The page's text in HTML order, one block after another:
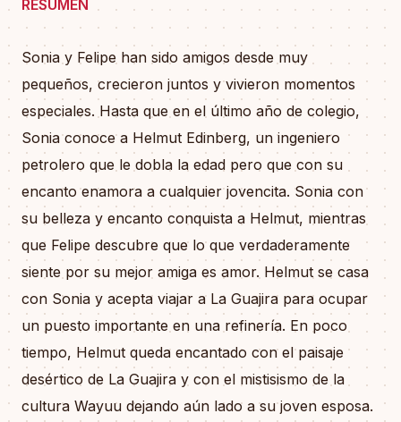
RESUMEN
Sonia y Felipe han sido amigos desde muy
pequeños, crecieron juntos y vivieron momentos
especiales. Hasta que en el último año de colegio,
Sonia conoce a Helmut Edinberg, un ingeniero
petrolero que le dobla la edad pero que con su
encanto enamora a cualquier jovencita. Sonia con
su belleza y encanto conquista a Helmut, mientras
que Felipe descubre que lo que verdaderamente
siente por su mejor amiga es amor. Helmut se casa
con Sonia y acepta viajar a La Guajira para ocupar
un puesto importante en una refinería. En poco
tiempo, Helmut queda encantado con el paisaje
desértico de La Guajira y con el mistisismo de la
cultura Wayuu dejando aún lado a su joven esposa.